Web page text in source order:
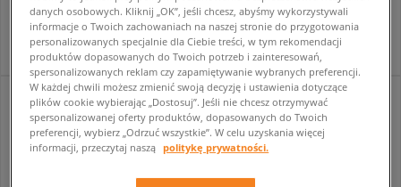
329,99 zł 329,99 zł
danych osobowych. Kliknij „OK”, jeśli chcesz, abyśmy wykorzystywali
informacje o Twoich zachowaniach na naszej stronie do przygotowania
personalizowanych specjalnie dla Ciebie treści, w tym rekomendacji
produktów dopasowanych do Twoich potrzeb i zainteresowań,
spersonalizowanych reklam czy zapamiętywanie wybranych preferencji.
W każdej chwili możesz zmienić swoją decyzję i ustawienia dotyczące
plików cookie wybierając „Dostosuj”. Jeśli nie chcesz otrzymywać
spersonalizowanej oferty produktów, dopasowanych do Twoich
preferencji, wybierz „Odrzuć wszystkie”. W celu uzyskania więcej
informacji, przeczytaj naszą politykę prywatności.